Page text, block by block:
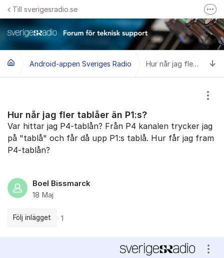
Hoppa till innehåll
Till sverigesradio.se
Frågor & svar om Sveriges Radio
Felanmäl problem med radiomottagning hos Teracom
Android-appen Sveriges Radio Hur når jag fler tablåer än P1:s?
Hur når jag fler tablåer än P1:s?
Var hittar jag P4-tablån? Från P4 kanalen trycker jag
på "tablå" och får då upp P1:s tablå. Hur får jag fram
P4-tablån?
Boel Bissmarck
18 Maj
Följ inlägget 1